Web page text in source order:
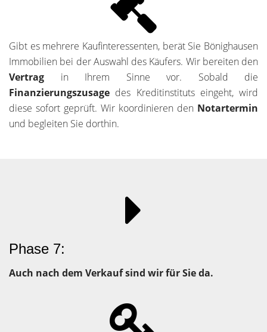
Gibt es mehrere Kaufinteressenten, berät Sie Bönighausen
Immobilien bei der Auswahl des Käufers. Wir bereiten den
Vertrag in Ihrem Sinne vor. Sobald die
Finanzierungszusage des Kreditinstituts eingeht, wird
diese sofort geprüft. Wir koordinieren den Notartermin
und begleiten Sie dorthin.
Phase 7:
Auch nach dem Verkauf sind wir für Sie da.